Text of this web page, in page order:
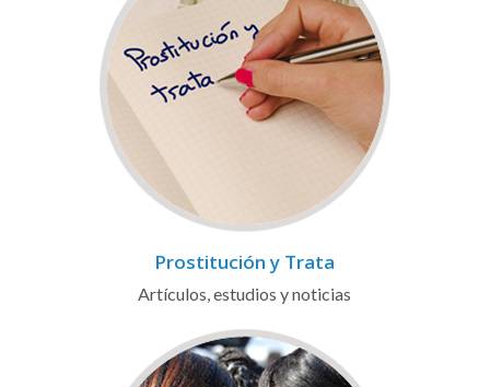
Prostitución y Trata
Artículos, estudios y noticias